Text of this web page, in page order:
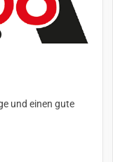
und einen gute